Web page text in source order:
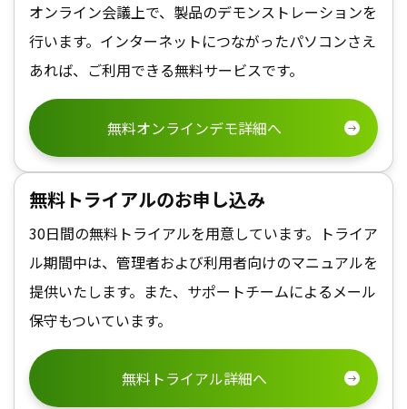
オンライン会議上で、製品のデモンストレーションを
行います。インターネットにつながったパソコンさえ
あれば、ご利用できる無料サービスです。
無料オンラインデモ詳細へ
無料トライアルのお申し込み
30日間の無料トライアルを用意しています。トライア
ル期間中は、管理者および利用者向けのマニュアルを
提供いたします。また、サポートチームによるメール
保守もついています。
無料トライアル詳細へ